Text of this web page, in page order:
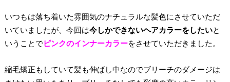
いつもは落ち着いた雰囲気のナチュラルな髪色にさせていただ
いていましたが、今回は今しかできないヘアカラーをしたいと
いうことでピンクのインナーカラーをさせていただきました。
縮毛矯正もしていて髪も伸ばし中なのでブリーチのダメージは